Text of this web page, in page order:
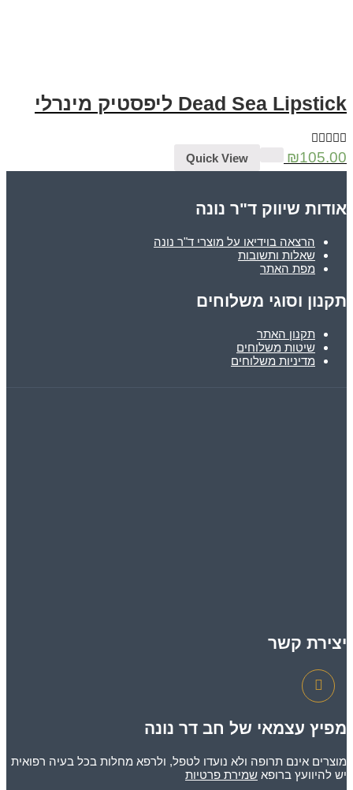
Dead Sea Lipstick ליפסטיק מינרלי
₪105.00
Quick View
אודות שיווק ד"ר נונה
הרצאה בוידיאו על מוצרי ד"ר נונה
שאלות ותשובות
מפת האתר
תקנון וסוגי משלוחים
תקנון האתר
שיטות משלוחים
מדיניות משלוחים
יצירת קשר
מפיץ עצמאי של חב דר נונה
מוצרים אינם תרופה ולא נועדו לטפל, ולרפא מחלות בכל בעיה רפואית
יש להיוועץ ברופא שמירת פרטיות